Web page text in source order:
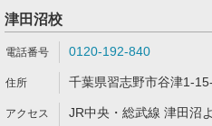
津田沼校
0120-192-840
千葉県習志野市谷津1-
JR中央・総武線 津田沼